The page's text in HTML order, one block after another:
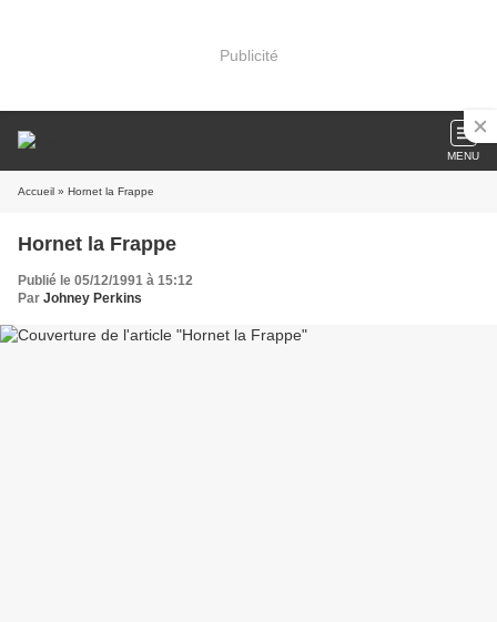
Publicité
MENU
Accueil » Hornet la Frappe
Hornet la Frappe
Publié le 05/12/1991 à 15:12
Par Johney Perkins